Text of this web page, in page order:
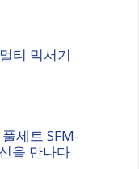
티 믹서기
세트 SFM-
을 만나다